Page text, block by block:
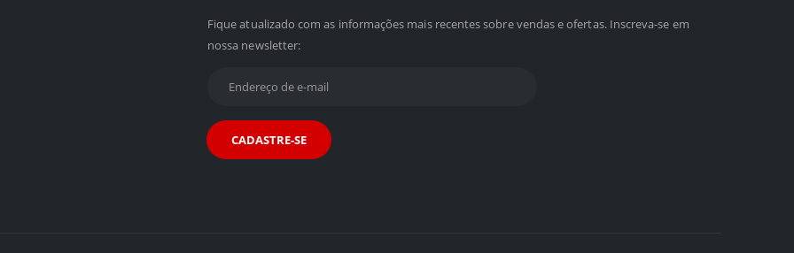
Fique atualizado com as informações mais recentes sobre vendas e ofertas. Inscreva-se em
nossa newsletter: